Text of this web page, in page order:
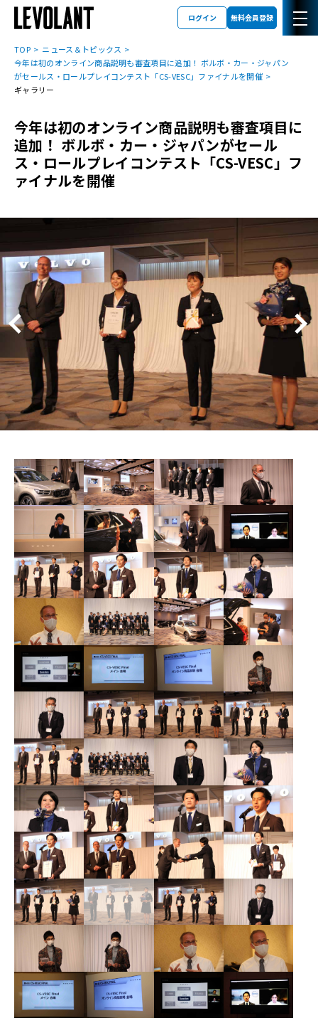
ログイン 無料会員登録
TOP
ニュース＆トピックス
今年は初のオンライン商品説明も審査項目に追加！ ボルボ・カー・ジャパン
がセールス・ロールプレイコンテスト「CS-VESC」ファイナルを開催
ギャラリー
今年は初のオンライン商品説明も審査項目に
追加！ ボルボ・カー・ジャパンがセール
ス・ロールプレイコンテスト「CS-VESC」フ
ァイナルを開催